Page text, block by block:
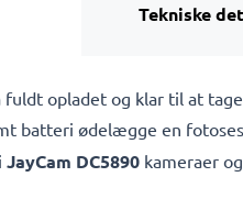
Tekniske
opladet og klar til at
batteri ødelægge en
JayCam DC5890 kameraer